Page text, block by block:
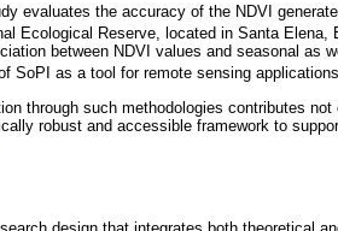
evaluates the accuracy of the NDVI
Ecological Reserve, located in Santa Elena,
between NDVI values and seasonal as
SoPI as a tool for remote sensing
through such methodologies contributes
robust and accessible framework to